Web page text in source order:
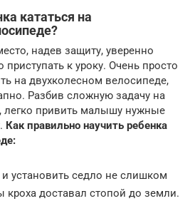
кататься на
надев защиту, уверенно
к уроку. Очень просто
на двухколесном велосипеде,
Разбив сложную задачу на
легко привить малышу нужные
Как правильно научить ребенка
установить седло не слишком
кроха доставал стопой до земли.